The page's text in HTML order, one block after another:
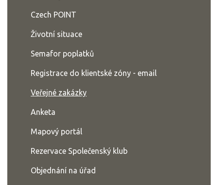
Czech POINT
Životní situace
Semafor poplatků
Registrace do klientské zóny - email
Veřejné zakázky
Anketa
Mapový portál
Rezervace Společenský klub
Objednání na úřad